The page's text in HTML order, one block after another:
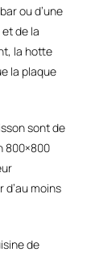
ou d’une
de la
la hotte
la plaque
sont de
800×800
d’au moins
de